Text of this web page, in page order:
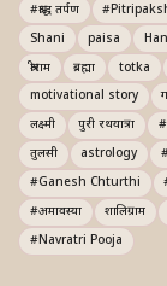
#श्राद्ध तर्पण
Shani
paisa
श्रीराम
ब्रह्मा totka
motivational story
लक्ष्मी
पुरी रथयात्रा
तुलसी
astrology
#Ganesh Chturthi
#अमावस्या
शालिग्राम
#Navratri Pooja